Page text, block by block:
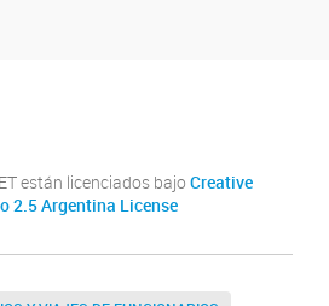
están licenciados bajo Creative
2.5 Argentina License